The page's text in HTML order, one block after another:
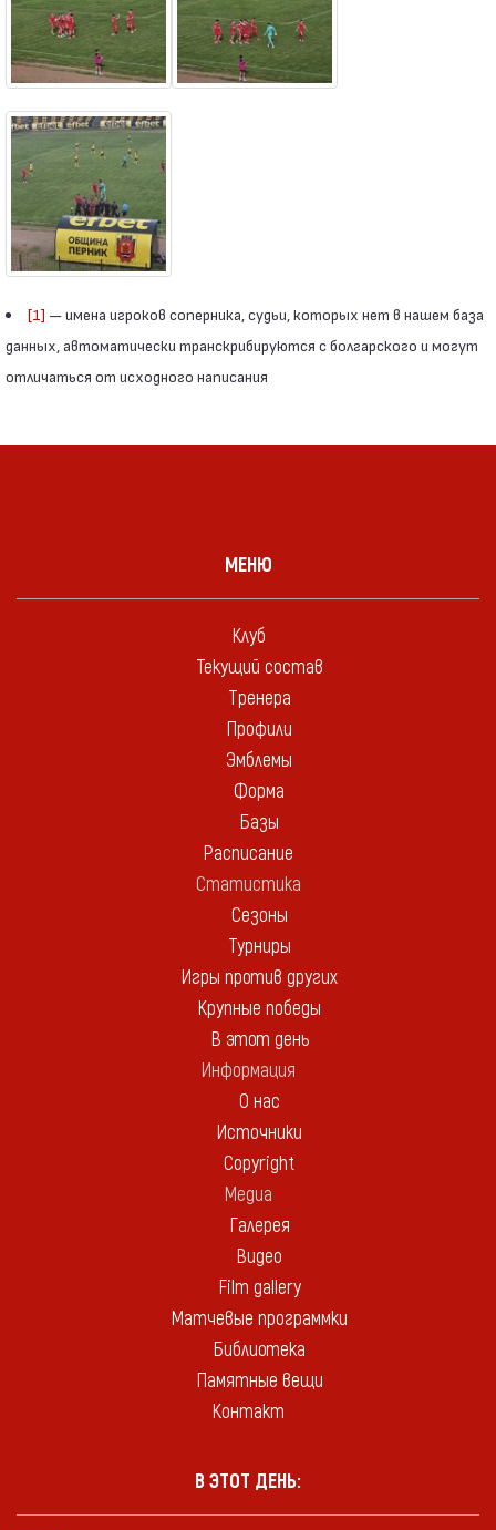
[1] — имена игроков соперника, судьи, которых нет в нашем база
данных, автоматически транскрибируются с болгарского и могут
отличаться от исходного написания
МЕНЮ
Клуб
Текущий состав
Тренера
Профили
Эмблемы
Форма
Базы
Расписание
Статистика
Сезоны
Турниры
Игры против других
Крупные победы
В этот день
Информация
О нас
Источники
Copyright
Медиа
Галерея
Видео
Film gallery
Матчевые программки
Библиотека
Памятные вещи
Контакт
В ЭТОТ ДЕНЬ: